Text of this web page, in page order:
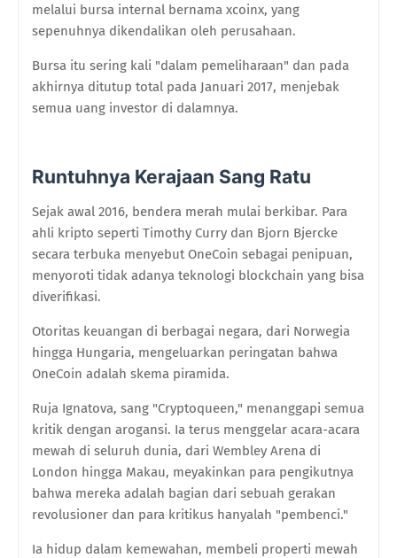
melalui bursa internal bernama xcoinx, yang
sepenuhnya dikendalikan oleh perusahaan.
Bursa itu sering kali "dalam pemeliharaan" dan pada
akhirnya ditutup total pada Januari 2017, menjebak
semua uang investor di dalamnya.
Runtuhnya Kerajaan Sang Ratu
Sejak awal 2016, bendera merah mulai berkibar. Para
ahli kripto seperti Timothy Curry dan Bjorn Bjercke
secara terbuka menyebut OneCoin sebagai penipuan,
menyoroti tidak adanya teknologi blockchain yang bisa
diverifikasi.
Otoritas keuangan di berbagai negara, dari Norwegia
hingga Hungaria, mengeluarkan peringatan bahwa
OneCoin adalah skema piramida.
Ruja Ignatova, sang "Cryptoqueen," menanggapi semua
kritik dengan arogansi. Ia terus menggelar acara-acara
mewah di seluruh dunia, dari Wembley Arena di
London hingga Makau, meyakinkan para pengikutnya
bahwa mereka adalah bagian dari sebuah gerakan
revolusioner dan para kritikus hanyalah "pembenci."
Ia hidup dalam kemewahan, membeli properti mewah